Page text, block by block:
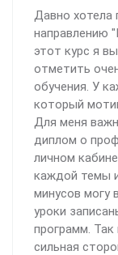
Давно хотела
направлению
этот курс я
отметить
обучения. У
который
Для меня
диплом о
личном
каждой темы
минусов могу
уроки
программ.
сильная